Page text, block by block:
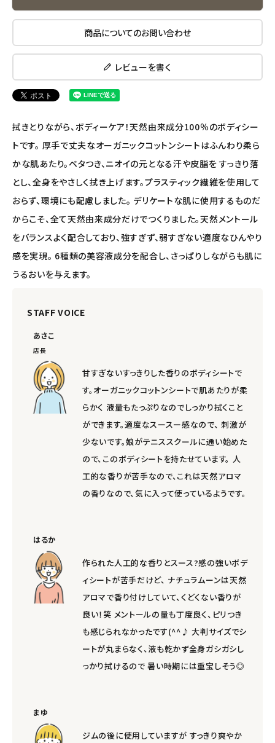
アルモニベルツ
コラム・スタッフのおすすめ
ご利用ガイド等
ようこそ ゲスト 様
meeting_room ログイン person 会員登録
商品についてのお問い合わせ
レビューを書く
拭きとりながら、ボディーケア！天然由来成分100％のボディシー
トです。 厚手で丈夫なオーガニックコットンシートはふんわり柔ら
かな肌あたり。ベタつき、ニオイの元となる汗や皮脂を すっきり落
とし、全身をやさしく拭き上げます。プラスティック繊維を使用して
おらず、環境にも配慮しました。 デリケートな肌に使用するものだ
からこそ、全て天然由来成分だけでつくりました。天然メントール
をバランスよく配合しており、強すぎず、弱すぎない適度なひんやり
感を実現。 6種類の美容液成分を配合し、さっぱりしながらも肌に
うるおいを与えます。
STAFF VOICE
あさこ
店長
甘すぎないすっきりした香りのボディシートで
す。オーガニックコットンシートで肌あたりが柔
らかく 液量もたっぷりなのでしっかり拭くこと
ができます。適度なスースー感なので、 刺激が
少ないです。娘がテニススクールに通い始めた
ので、このボディシートを持たせています。 人
工的な香りが苦手なので、これは天然アロマ
の香りなので、気に入って使っているようです。
はるか
作られた人工的な香りとスース?感の強いボデ
ィシートが苦手だけど、 ナチュラムーンは天然
アロマで香り付けしていて、くどくない香りが
良い！笑 メントールの量も丁度良く、ピリつき
も感じられなかったです(^^♪ 大判サイズでシ
ートが丸まらなく、液も乾かず全身ガシガシし
っかり拭けるので 暑い時期には重宝しそう◎
まゆ
ジムの後に使用していますが すっきり爽やか